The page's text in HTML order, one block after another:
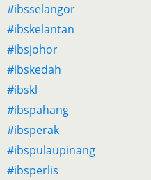
#ibsselangor
#ibskelantan
#ibsjohor
#ibskedah
#ibskl
#ibspahang
#ibsperak
#ibspulaupinang
#ibsperlis